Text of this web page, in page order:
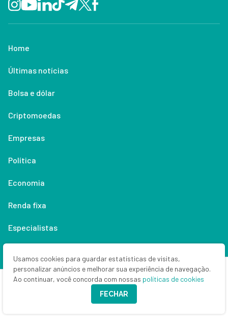
Home
Últimas notícias
Bolsa e dólar
Criptomoedas
Empresas
Política
Economia
Renda fixa
Especialistas
Guias de investimento
Usamos cookies para guardar estatísticas de visitas,
personalizar anúncios e melhorar sua experiência de navegação.
Ao continuar, você concorda com nossas políticas de cookies
FECHAR